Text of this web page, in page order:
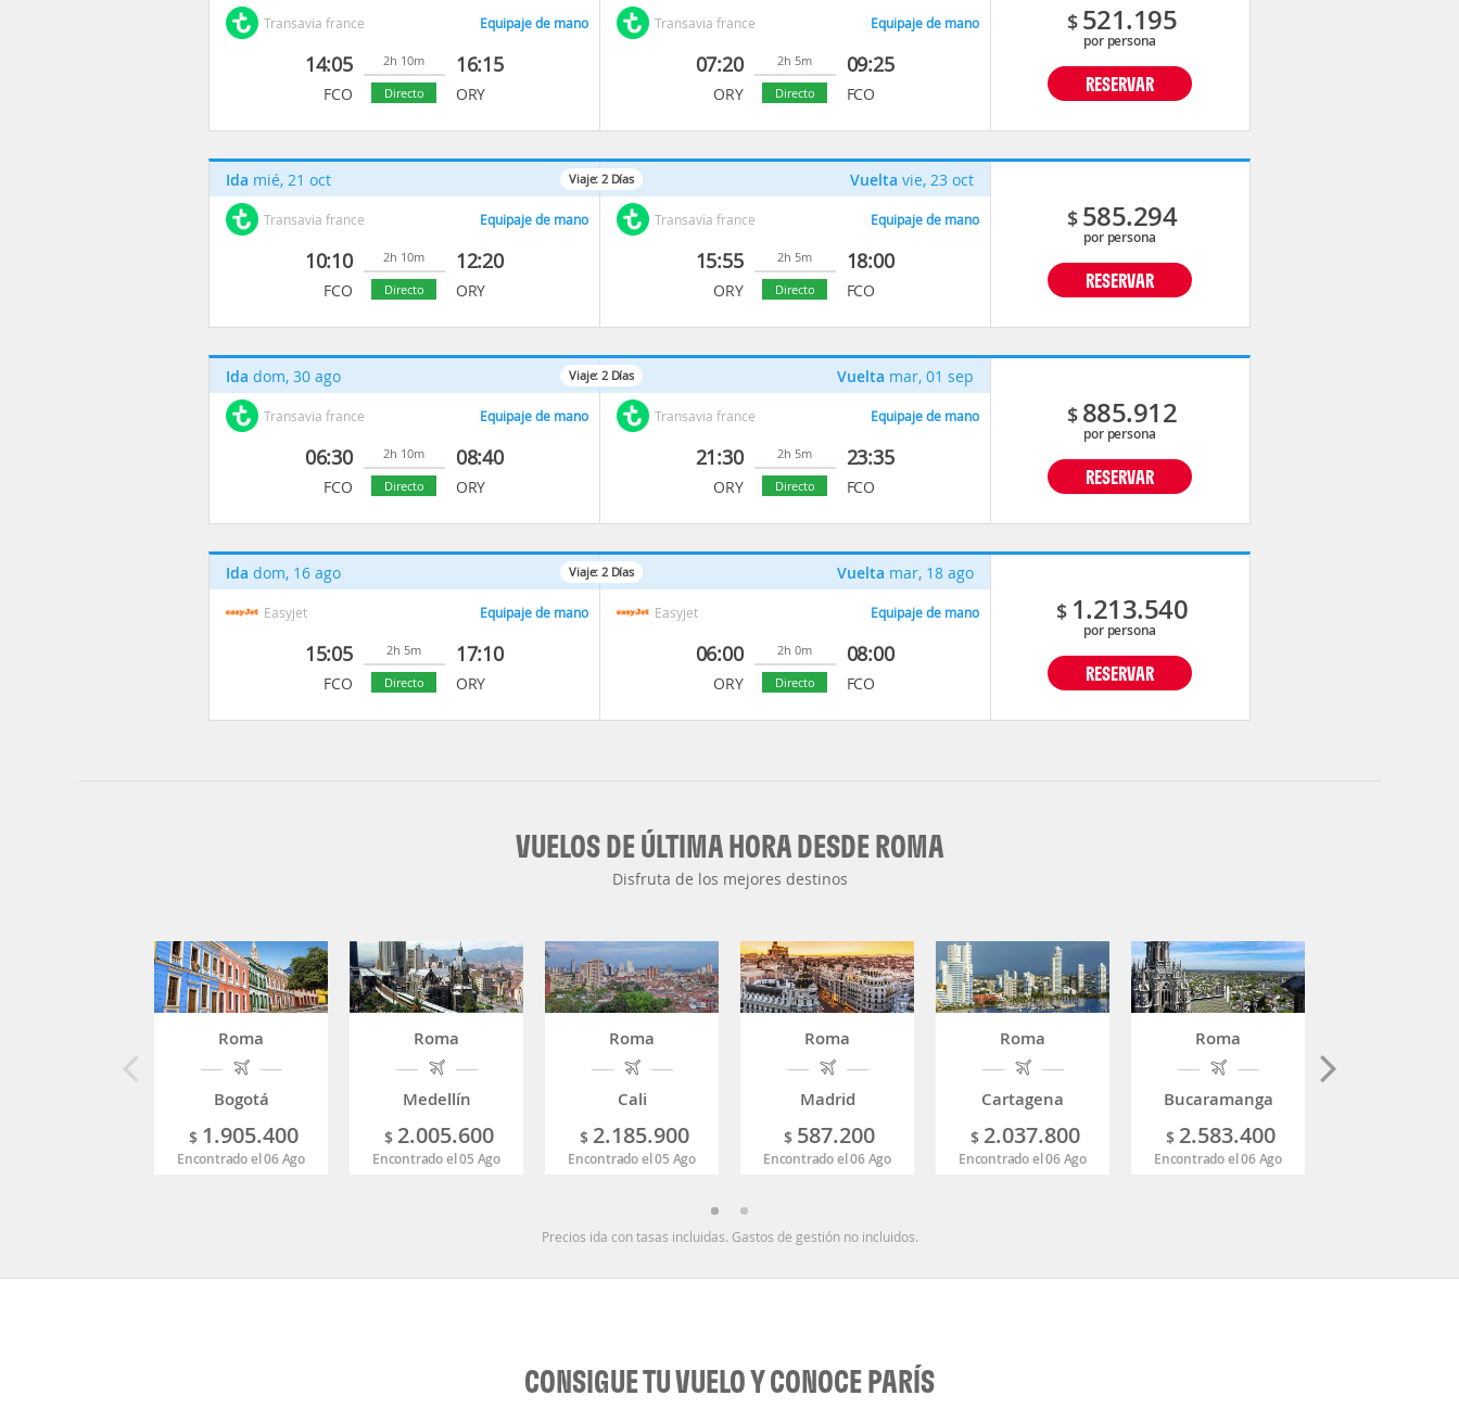
Transavia france Equipaje de mano
14:05
FCO
2h 10m
Directo
16:15
ORY
Transavia france Equipaje de mano
07:20
ORY
2h 5m
Directo
09:25
FCO
$ 521.195
por persona
RESERVAR
Viaje: 2 Días
Ida mié, 21 oct
Transavia france Equipaje de mano
10:10
FCO
2h 10m
Directo
12:20
ORY
Vuelta vie, 23 oct
Transavia france Equipaje de mano
15:55
ORY
2h 5m
Directo
18:00
FCO
$ 585.294
por persona
RESERVAR
Viaje: 2 Días
Ida dom, 30 ago
Transavia france Equipaje de mano
06:30
FCO
2h 10m
Directo
08:40
ORY
Vuelta mar, 01 sep
Transavia france Equipaje de mano
21:30
ORY
2h 5m
Directo
23:35
FCO
$ 885.912
por persona
RESERVAR
Viaje: 2 Días
Ida dom, 16 ago
Easyjet Equipaje de mano
15:05
FCO
2h 5m
Directo
17:10
ORY
Vuelta mar, 18 ago
Easyjet Equipaje de mano
06:00
ORY
2h 0m
Directo
08:00
FCO
$ 1.213.540
por persona
RESERVAR
VUELOS DE ÚLTIMA HORA DESDE ROMA
Disfruta de los mejores destinos
Roma
Bogotá
$ 1.905.400
Encontrado el 06 Ago
Roma
Medellín
$ 2.005.600
Encontrado el 05 Ago
Roma
Cali
$ 2.185.900
Encontrado el 05 Ago
Roma
Madrid
$ 587.200
Encontrado el 06 Ago
Roma
Cartagena
$ 2.037.800
Encontrado el 06 Ago
Roma
Bucaramanga
$ 2.583.400
Encontrado el 06 Ago
Precios ida con tasas incluidas. Gastos de gestión no incluidos.
CONSIGUE TU VUELO Y CONOCE PARÍS